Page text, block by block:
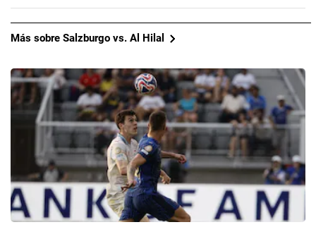
Más sobre Salzburgo vs. Al Hilal